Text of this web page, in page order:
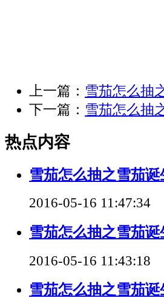
上一篇： 雪茄怎么抽
下一篇： 雪茄怎么抽
热点内容
雪茄怎么抽之雪茄诞
2016-05-16 11:47:34
雪茄怎么抽之雪茄诞
2016-05-16 11:43:18
雪茄怎么抽之雪茄诞